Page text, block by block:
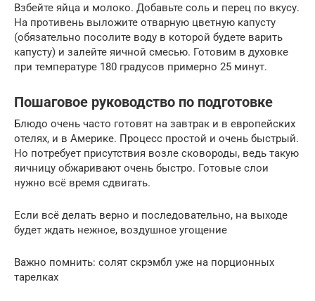
Взбейте яйца и молоко. Добавьте соль и перец по вкусу.
На противень выложите отварную цветную капусту
(обязательно посолите воду в которой будете варить
капусту) и залейте яичной смесью. Готовим в духовке
при температуре 180 градусов примерно 25 минут.
Пошаговое руководство по подготовке
Блюдо очень часто готовят на завтрак и в европейских
отелях, и в Америке. Процесс простой и очень быстрый.
Но потребует присутствия возле сковороды, ведь такую
яичницу обжаривают очень быстро. Готовые слои
нужно всё время сдвигать.
Если всё делать верно и последовательно, на выходе
будет ждать нежное, воздушное угощение
Важно помнить: солят скрэмбл уже на порционных
тарелках